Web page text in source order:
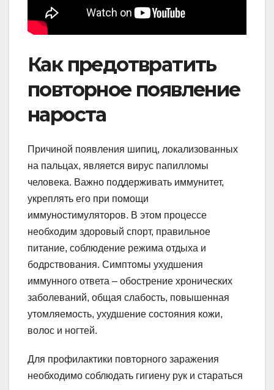
Как предотвратить
повторное появление
нароста
Причиной появления шипиц, локализованных
на пальцах, является вирус папилломы
человека. Важно поддерживать иммунитет,
укреплять его при помощи
иммуностимуляторов. В этом процессе
необходим здоровый спорт, правильное
питание, соблюдение режима отдыха и
бодрствования. Симптомы ухудшения
иммунного ответа – обострение хронических
заболеваний, общая слабость, повышенная
утомляемость, ухудшение состояния кожи,
волос и ногтей.
Для профилактики повторного заражения
необходимо соблюдать гигиену рук и стараться